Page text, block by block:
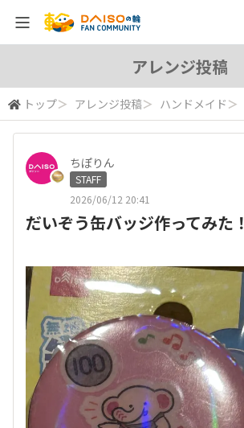
アレンジ投稿
トップ＞ アレンジ投稿＞ ハンドメイド ＞
ちぽりん
STAFF
2026/06/12 20:41
だいぞう缶バッジ作ってみた！